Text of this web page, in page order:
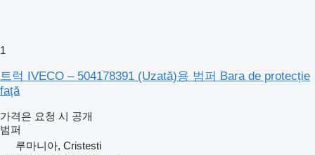
1
트럭 IVECO – 504178391 (Uzată)용 범퍼 Bara de protecție
față
가격은 요청 시 공개
범퍼
루마니아, Cristesti